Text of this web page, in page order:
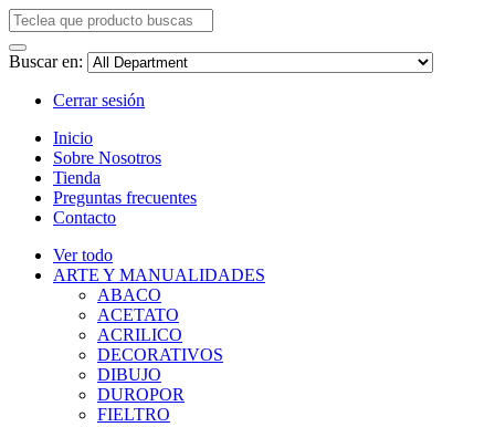
Buscar en:
Cerrar sesión
Inicio
Sobre Nosotros
Tienda
Preguntas frecuentes
Contacto
Ver todo
ARTE Y MANUALIDADES
ABACO
ACETATO
ACRILICO
DECORATIVOS
DIBUJO
DUROPOR
FIELTRO